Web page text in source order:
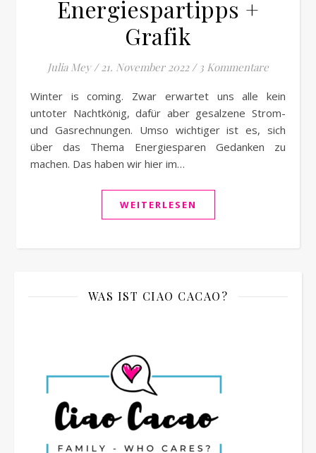
Energiespartipps +
Grafik
Julia Mey / 21. November 2022 / 3 Kommentare
Winter is coming. Zwar erwartet uns alle kein
untoter Nachtkönig, dafür aber gesalzene Strom-
und Gasrechnungen. Umso wichtiger ist es, sich
über das Thema Energiesparen Gedanken zu
machen. Das haben wir hier im…
WEITERLESEN
WAS IST CIAO CACAO?